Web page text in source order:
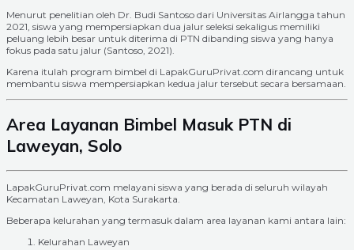
Menurut penelitian oleh Dr. Budi Santoso dari Universitas Airlangga tahun
2021, siswa yang mempersiapkan dua jalur seleksi sekaligus memiliki
peluang lebih besar untuk diterima di PTN dibanding siswa yang hanya
fokus pada satu jalur (Santoso, 2021).
Karena itulah program bimbel di LapakGuruPrivat.com dirancang untuk
membantu siswa mempersiapkan kedua jalur tersebut secara bersamaan.
Area Layanan Bimbel Masuk PTN di
Laweyan, Solo
LapakGuruPrivat.com melayani siswa yang berada di seluruh wilayah
Kecamatan Laweyan, Kota Surakarta.
Beberapa kelurahan yang termasuk dalam area layanan kami antara lain:
Kelurahan Laweyan